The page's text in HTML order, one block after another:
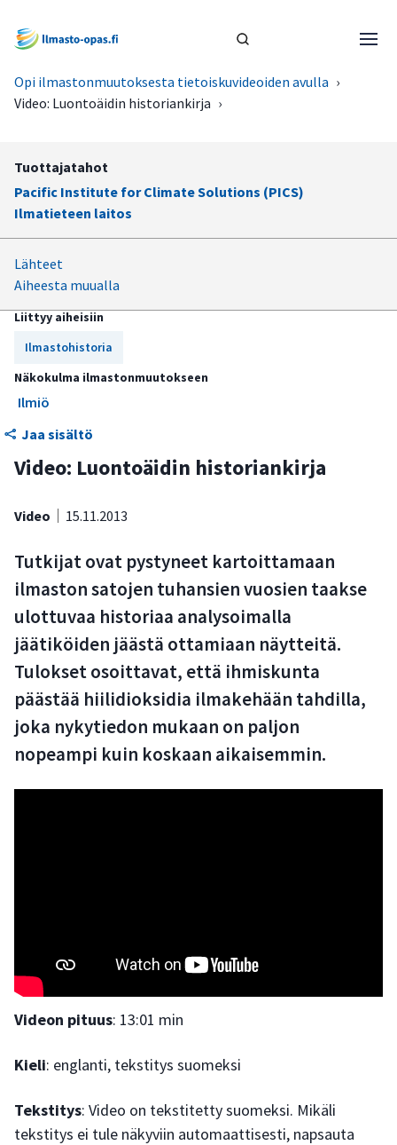
Opi ilmastonmuutoksesta tietoiskuvideoiden avulla ›
Video: Luontoäidin historiankirja ›
Tuottajatahot
Pacific Institute for Climate Solutions (PICS)
Ilmatieteen laitos
Lähteet
Aiheesta muualla
Liittyy aiheisiin
Ilmastohistoria
Näkokulma ilmastonmuutokseen
Ilmiö
Jaa sisältö
Video: Luontoäidin historiankirja
Video 15.11.2013
Tutkijat ovat pystyneet kartoittamaan
ilmaston satojen tuhansien vuosien taakse
ulottuvaa historiaa analysoimalla
jäätiköiden jäästä ottamiaan näytteitä.
Tulokset osoittavat, että ihmiskunta
päästää hiilidioksidia ilmakehään tahdilla,
joka nykytiedon mukaan on paljon
nopeampi kuin koskaan aikaisemmin.
Videon pituus: 13:01 min
Kieli: englanti, tekstitys suomeksi
Tekstitys: Video on tekstitetty suomeksi. Mikäli
tekstitys ei tule näkyviin automaattisesti, napsauta